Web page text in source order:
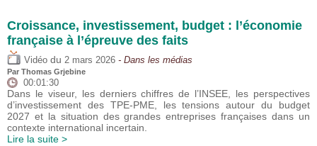
Croissance, investissement, budget : l’économie
française à l’épreuve des faits
Vidéo du 2 mars 2026 - Dans les médias
Par Thomas Grjebine
00:01:30
Dans le viseur, les derniers chiffres de l’INSEE, les perspectives
d’investissement des TPE-PME, les tensions autour du budget
2027 et la situation des grandes entreprises françaises dans un
contexte international incertain.
Lire la suite >